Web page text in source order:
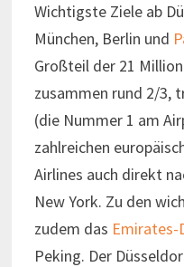
Wichtigste Ziele ab
München, Berlin und
Großteil der 21
zusammen rund 2/3,
(die Nummer 1 am
zahlreichen
Airlines auch direkt
New York. Zu den
zudem das Emirates-
Peking. Der